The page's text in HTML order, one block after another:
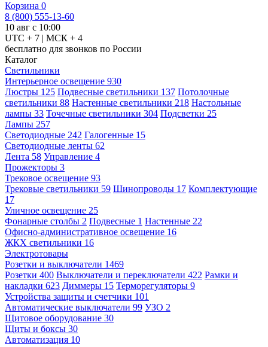
Корзина 0
8 (800) 555-13-60
10 авг с 10:00
UTC + 7 | МСК + 4
бесплатно для звонков по России
Каталог
Светильники
Интерьерное освещение 930
Люстры 125 Подвесные светильники 137 Потолочные
светильники 88 Настенные светильники 218 Настольные
лампы 33 Точечные светильники 304 Подсветки 25
Лампы 257
Светодиодные 242 Галогенные 15
Светодиодные ленты 62
Лента 58 Управление 4
Прожекторы 3
Трековое освещение 93
Трековые светильники 59 Шинопроводы 17 Комплектующие
17
Уличное освещение 25
Фонарные столбы 2 Подвесные 1 Настенные 22
Офисно-административное освещение 16
ЖКХ светильники 16
Электротовары
Розетки и выключатели 1469
Розетки 400 Выключатели и переключатели 422 Рамки и
накладки 623 Диммеры 15 Терморегуляторы 9
Устройства защиты и счетчики 101
Автоматические выключатели 99 УЗО 2
Щитовое оборудование 30
Щиты и боксы 30
Автоматизация 10